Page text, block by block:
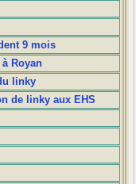
9 mois
Royan
linky
de linky aux EHS